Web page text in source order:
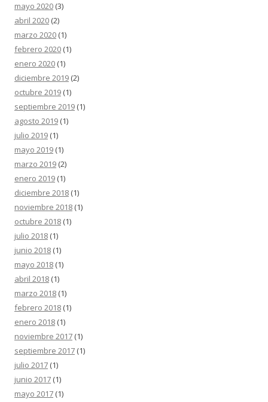
mayo 2020 (3)
abril 2020 (2)
marzo 2020 (1)
febrero 2020 (1)
enero 2020 (1)
diciembre 2019 (2)
octubre 2019 (1)
septiembre 2019 (1)
agosto 2019 (1)
julio 2019 (1)
mayo 2019 (1)
marzo 2019 (2)
enero 2019 (1)
diciembre 2018 (1)
noviembre 2018 (1)
octubre 2018 (1)
julio 2018 (1)
junio 2018 (1)
mayo 2018 (1)
abril 2018 (1)
marzo 2018 (1)
febrero 2018 (1)
enero 2018 (1)
noviembre 2017 (1)
septiembre 2017 (1)
julio 2017 (1)
junio 2017 (1)
mayo 2017 (1)